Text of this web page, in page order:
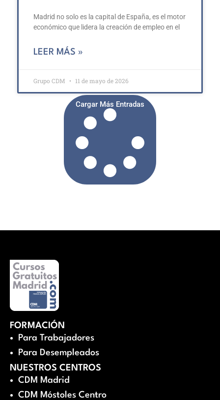
Madrid no solo es la capital de España, es el motor
económico que lidera la creación de empleo en el
LEER MÁS »
Grupo CDM 11 de mayo de 2026
Cargar Más Entradas
FORMACIÓN
Para Trabajadores
Para Desempleados
NUESTROS CENTROS
CDM Madrid
CDM Móstoles Centro